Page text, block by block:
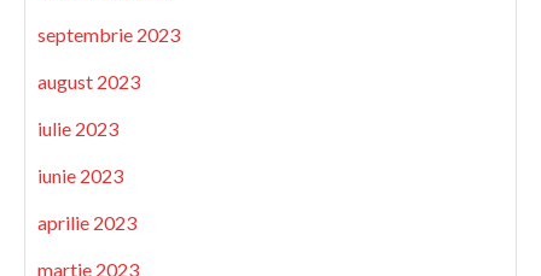
septembrie 2023
august 2023
iulie 2023
iunie 2023
aprilie 2023
martie 2023